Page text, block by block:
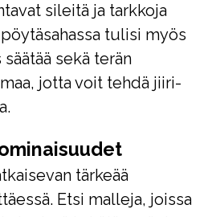
sileitä ja tarkkoja
tulisi myös
sekä terän
jotta voit tehdä jiiri-
tärkeää
Etsi malleja, joissa